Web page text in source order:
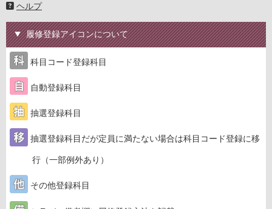
ヘルプ
履修登録アイコンについて
科目コード登録科目
自動登録科目
抽選登録科目
抽選登録科目だが定員に満たない場合は科目コード登録に移
行（一部例外あり）
その他登録科目